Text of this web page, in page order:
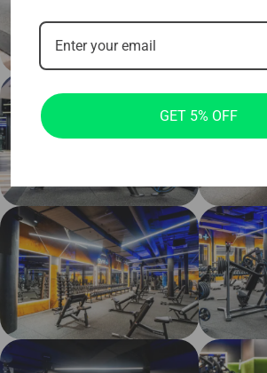
GET 5% OFF